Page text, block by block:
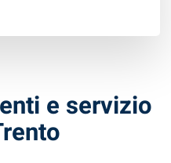
e servizio